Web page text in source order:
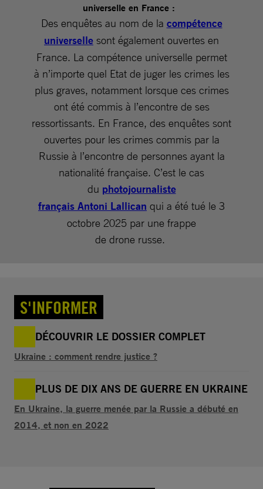
universelle en France :
Des enquêtes au nom de la compétence
universelle sont également ouvertes en
France. La compétence universelle permet
à n’importe quel Etat de juger les crimes les
plus graves, notamment lorsque ces crimes
ont été commis à l’encontre de ses
ressortissants. En France, des enquêtes sont
ouvertes pour les crimes commis par la
Russie à l’encontre de personnes ayant la
nationalité française. C’est le cas
du photojournaliste
français Antoni Lallican qui a été tué le 3
octobre 2025 par une frappe
de drone russe.
S'INFORMER
DÉCOUVRIR LE DOSSIER COMPLET
Ukraine : comment rendre justice ?
PLUS DE DIX ANS DE GUERRE EN UKRAINE
En Ukraine, la guerre menée par la Russie a débuté en
2014, et non en 2022